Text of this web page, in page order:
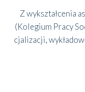
Z wykształ­ce­nia
(Kole­gium Pra­cy
cja­li­za­cji,